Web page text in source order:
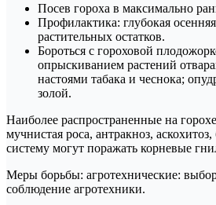
Посев гороха в максимально
Профилактика: глубокая
растительных остатков.
Бороться с гороховой
опрыскиванием растений
настоями табака и чеснока;
золой.
Наиболее распространенные на
мучнистая роса, антракноз,
систему могут поражать корневые
Меры борьбы: агротехнические:
соблюдение агротехники.